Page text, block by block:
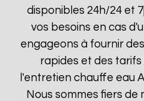
disponibles 24h/24 et
vos besoins en cas
engageons à fournir
rapides et des
l'entretien chauffe eau
Nous sommes fiers